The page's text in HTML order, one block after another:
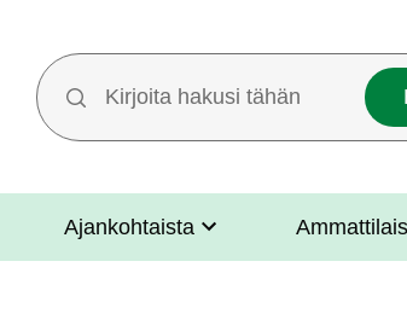
Hakutermit
Ajankohtaista